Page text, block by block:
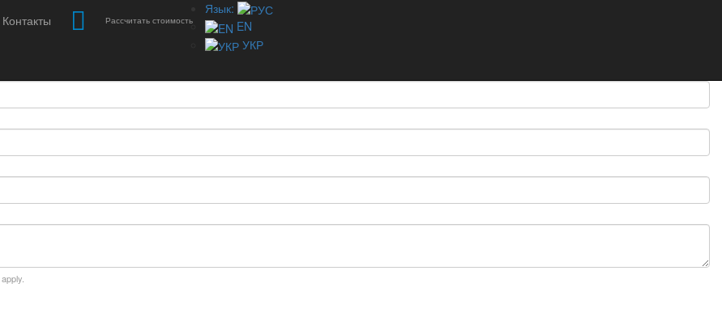
Контакты Рассчитать стоимость
Язык:
EN
УКР
apply.